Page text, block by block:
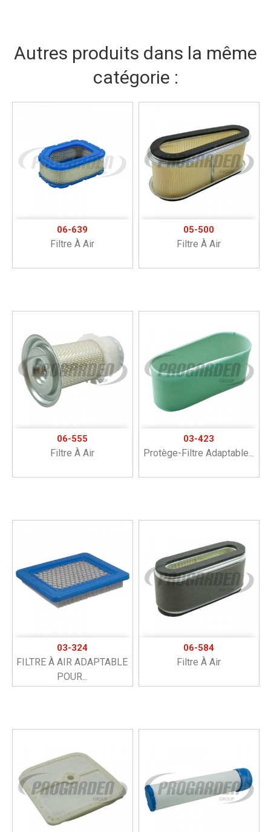
Autres produits dans la même
catégorie :
06-639
Filtre À Air
05-500
Filtre À Air
06-555
Filtre À Air
03-423
Protège-Filtre Adaptable...
03-324
FILTRE À AIR ADAPTABLE
POUR...
06-584
Filtre À Air